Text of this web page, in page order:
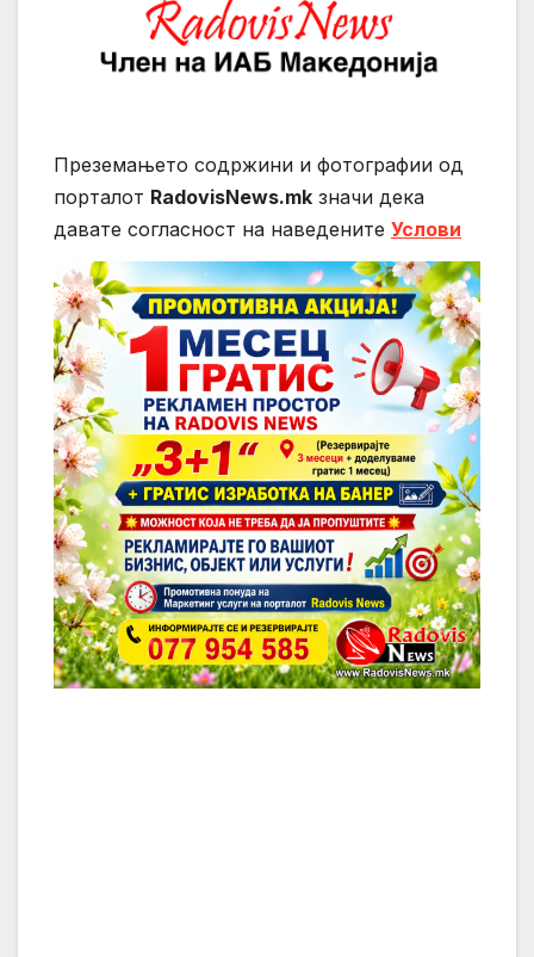
Преземањето содржини и фотографии од
порталот RadovisNews.mk значи дека
давате согласност на нaведените Услови